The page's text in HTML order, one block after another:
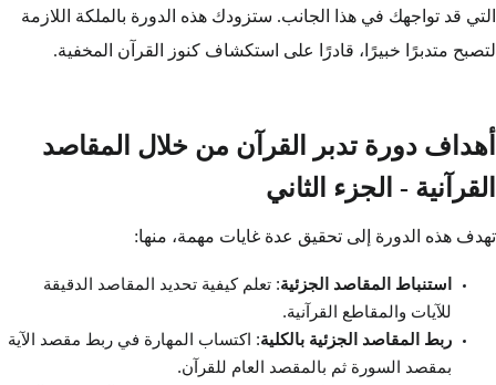
التي قد تواجهك في هذا الجانب. ستزودك هذه الدورة بالملكة اللازمة
لتصبح متدبرًا خبيرًا، قادرًا على استكشاف كنوز القرآن المخفية.
أهداف دورة تدبر القرآن من خلال المقاصد
القرآنية - الجزء الثاني
تهدف هذه الدورة إلى تحقيق عدة غايات مهمة، منها:
استنباط المقاصد الجزئية: تعلم كيفية تحديد المقاصد الدقيقة
للآيات والمقاطع القرآنية.
ربط المقاصد الجزئية بالكلية: اكتساب المهارة في ربط مقصد الآية
بمقصد السورة ثم بالمقصد العام للقرآن.